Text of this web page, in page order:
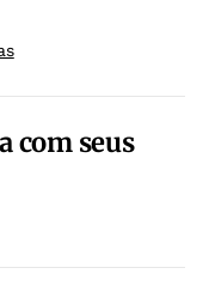
com seus